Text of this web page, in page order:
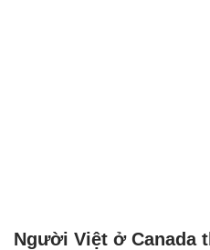
Người Việt ở Canada